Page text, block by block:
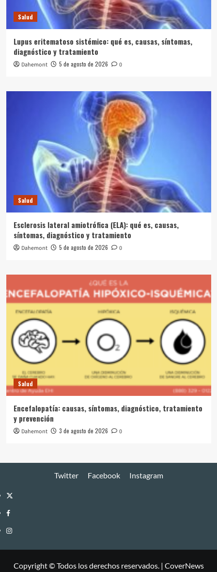
Salud
Lupus eritematoso sistémico: qué es, causas, síntomas,
diagnóstico y tratamiento
Dahemont 5 de agosto de 2026 0
Salud
Esclerosis lateral amiotrófica (ELA): qué es, causas,
síntomas, diagnóstico y tratamiento
Dahemont 5 de agosto de 2026 0
Salud
Encefalopatía: causas, síntomas, diagnóstico, tratamiento
y prevención
Dahemont 3 de agosto de 2026 0
Twitter Facebook Instagram
Twitter
Facebook
Instagram
Copyright © Todos los derechos reservados. | CoverNews